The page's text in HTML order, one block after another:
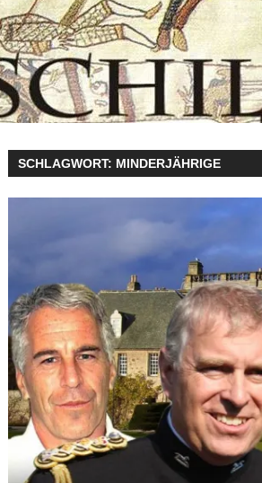
SCHLAGWORT: MINDERJÄHRIGE